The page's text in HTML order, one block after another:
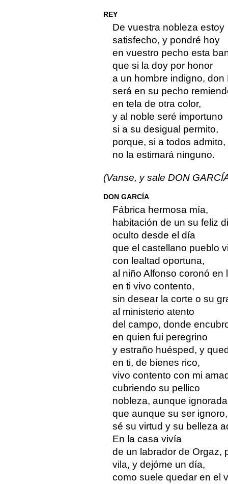
REY
De vuestra nobleza estoy
satisfecho, y pondré hoy
en vuestro pecho esta
que si la doy por honor
a un hombre indigno, don
será en su pecho
en tela de otra color,
y al noble seré importuno
si a su desigual permito,
porque, si a todos admito,
no la estimará ninguno.
(Vanse, y sale DON
DON GARCÍA
Fábrica hermosa mía,
habitación de un su feliz
oculto desde el día
que el castellano pueblo
con lealtad oportuna,
al niño Alfonso coronó en
en ti vivo contento,
sin desear la corte o su
al ministerio atento
del campo, donde
en quien fui peregrino
y estraño huésped, y
en ti, de bienes rico,
vivo contento con mi
cubriendo su pellico
nobleza, aunque
que aunque su ser ignoro,
sé su virtud y su belleza
En la casa vivía
de un labrador de Orgaz,
vila, y dejóme un día,
como suele quedar en el